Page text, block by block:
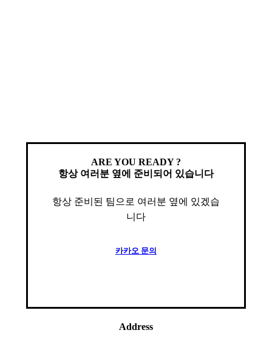
ARE YOU READY ?
항상 여러분 옆에 준비되어 있습니다
항상 준비된 팀으로 여러분 옆에 있겠습
니다
카카오 문의
Address